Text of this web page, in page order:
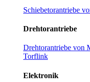
Schiebetorantriebe
Drehtorantriebe
Drehtorantriebe von
Torflink
Elektronik